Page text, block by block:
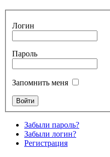
Логин
Пароль
Запомнить меня
Забыли пароль?
Забыли логин?
Регистрация